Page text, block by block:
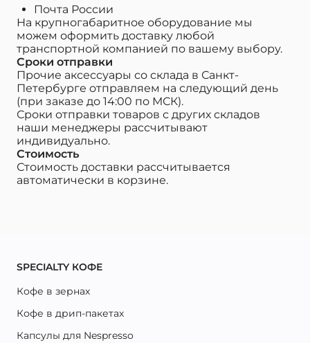
Почта России
На крупногабаритное оборудование мы
можем оформить доставку любой
транспортной компанией по вашему выбору.
Сроки отправки
Прочие аксессуары со склада в Санкт-
Петербурге отправляем на следующий день
(при заказе до 14:00 по МСК).
Сроки отправки товаров с других складов
наши менеджеры рассчитывают
индивидуально.
Стоимость
Стоимость доставки рассчитывается
автоматически в корзине.
SPECIALTY КОФЕ
Кофе в зернах
Кофе в дрип-пакетах
Капсулы для Nespresso